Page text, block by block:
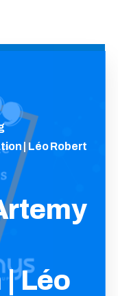
|Léo
| Léo Robert